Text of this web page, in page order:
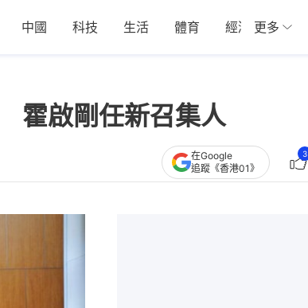
中國 科技 生活 體育 經濟 01深圳
更多
啟剛任新召集人
在Google
追蹤《香港01》
3